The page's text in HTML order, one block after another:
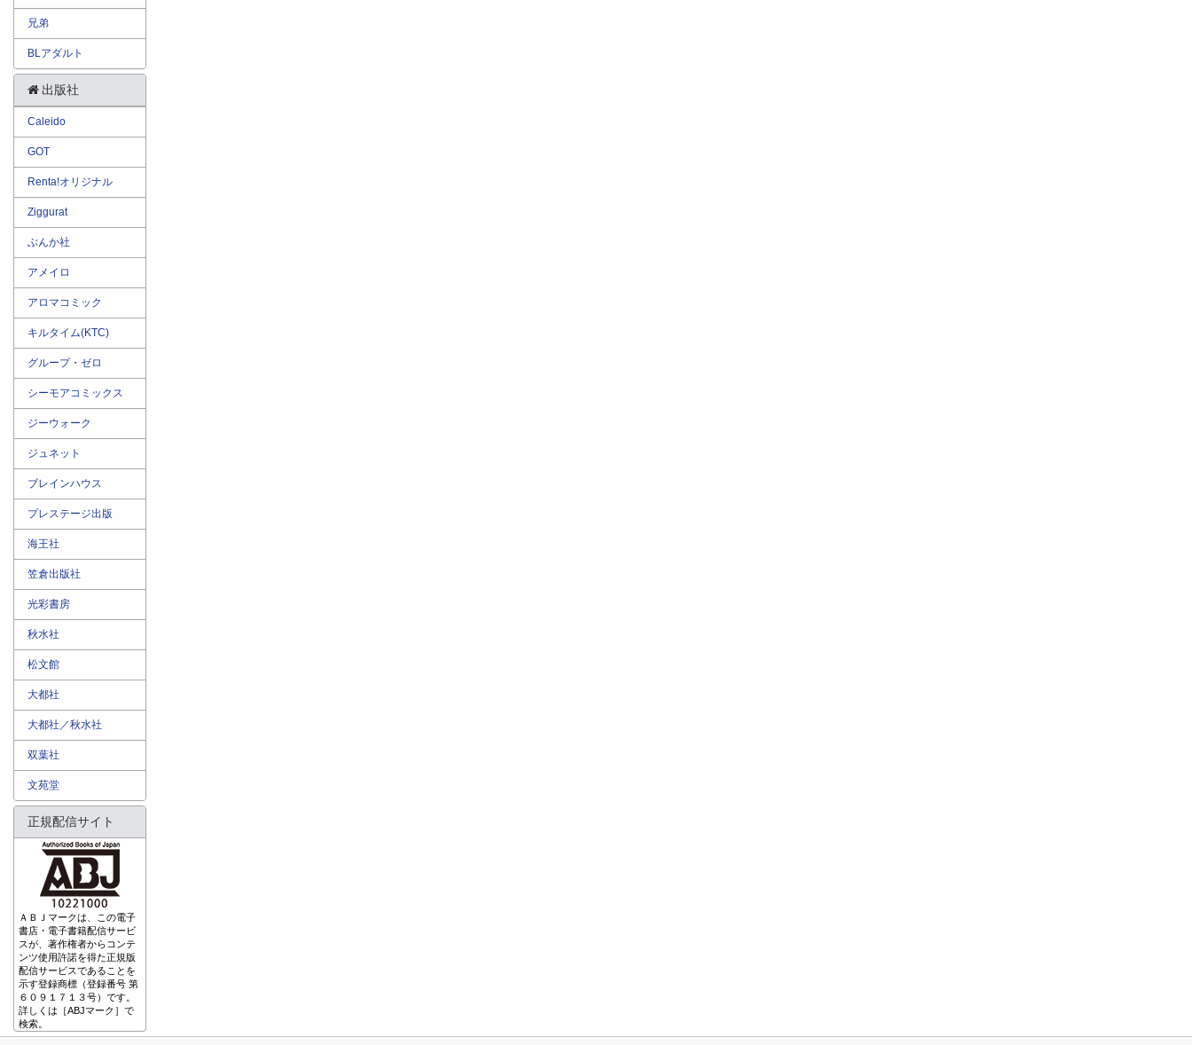
兄弟
BLアダルト
出版社
Caleido
GOT
Renta!オリジナル
Ziggurat
ぶんか社
アメイロ
アロマコミック
キルタイム(KTC)
グループ・ゼロ
シーモアコミックス
ジーウォーク
ジュネット
ブレインハウス
プレステージ出版
海王社
笠倉出版社
光彩書房
秋水社
松文館
大都社
大都社／秋水社
双葉社
文苑堂
正規配信サイト
ＡＢＪマークは、この電子
書店・電子書籍配信サービ
スが、著作権者からコンテ
ンツ使用許諾を得た正規版
配信サービスであることを
示す登録商標（登録番号 第
６０９１７１３号）です。
詳しくは［ABJマーク］で
検索。